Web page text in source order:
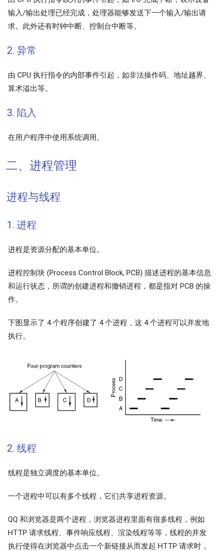
输入/输出处理已经完成，处理器能够发送下一个输入/输出请
求。此外还有时钟中断、控制台中断等。
2. 异常
由 CPU 执行指令的内部事件引起，如非法操作码、地址越界、
算术溢出等。
3. 陷入
在用户程序中使用系统调用。
二、进程管理
进程与线程
1. 进程
进程是资源分配的基本单位。
进程控制块 (Process Control Block, PCB) 描述进程的基本信息
和运行状态，所谓的创建进程和撤销进程，都是指对 PCB 的操
作。
下图显示了 4 个程序创建了 4 个进程，这 4 个进程可以并发地
执行。
2. 线程
线程是独立调度的基本单位。
一个进程中可以有多个线程，它们共享进程资源。
QQ 和浏览器是两个进程，浏览器进程里面有很多线程，例如
HTTP 请求线程、事件响应线程、渲染线程等等，线程的并发
执行使得在浏览器中点击一个新链接从而发起 HTTP 请求时，